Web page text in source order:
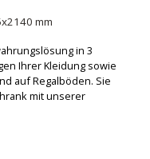
mm
in 3
Ihrer Kleidung sowie
auf Regalböden. Sie
mit unserer